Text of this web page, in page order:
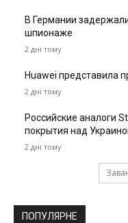
В Германии
шпионаже
2 дні тому
Huawei представила
2 дні тому
Российские аналоги
покрытия над
2 дні тому
ПОПУЛЯРНЕ